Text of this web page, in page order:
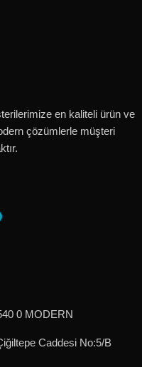
en kaliteli ürün ve
çözümlerle müşteri
0 MODERN
Caddesi No:5/B